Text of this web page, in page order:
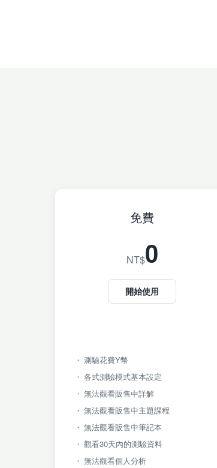
免費
NT$0
開始使用
測驗花費Y幣
各式測驗模式基本設定
無法觀看販售中詳解
無法觀看販售中主題課程
無法觀看販售中筆記本
觀看30天內的測驗資料
無法觀看個人分析